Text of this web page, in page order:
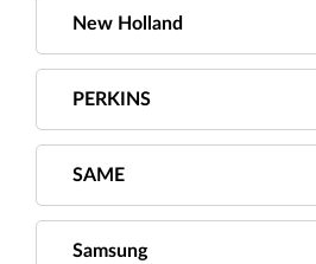
New Holland
PERKINS
SAME
Samsung